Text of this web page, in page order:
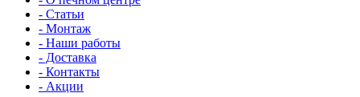
- Статьи
- Монтаж
- Наши работы
- Доставка
- Контакты
- Акции